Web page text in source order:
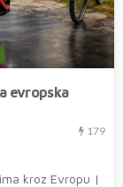
evropska
179
kroz Evropu |